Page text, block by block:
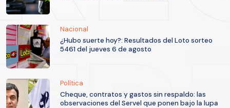
Nacional
¿Hubo suerte hoy?: Resultados del Loto sorteo
5461 del jueves 6 de agosto
Política
Cheque, contratos y gastos sin respaldo: las
observaciones del Servel que ponen bajo la lupa